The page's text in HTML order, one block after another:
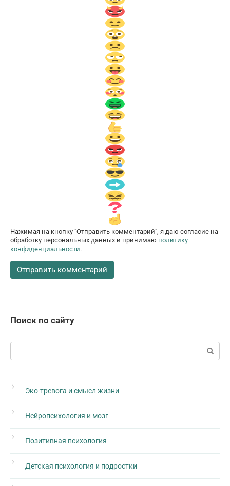
Нажимая на кнопку "Отправить комментарий", я даю согласие на
обработку персональных данных и принимаю политику
конфиденциальности.
Поиск по сайту
Поиск:
Эко-тревога и смысл жизни
Нейропсихология и мозг
Позитивная психология
Детская психология и подростки